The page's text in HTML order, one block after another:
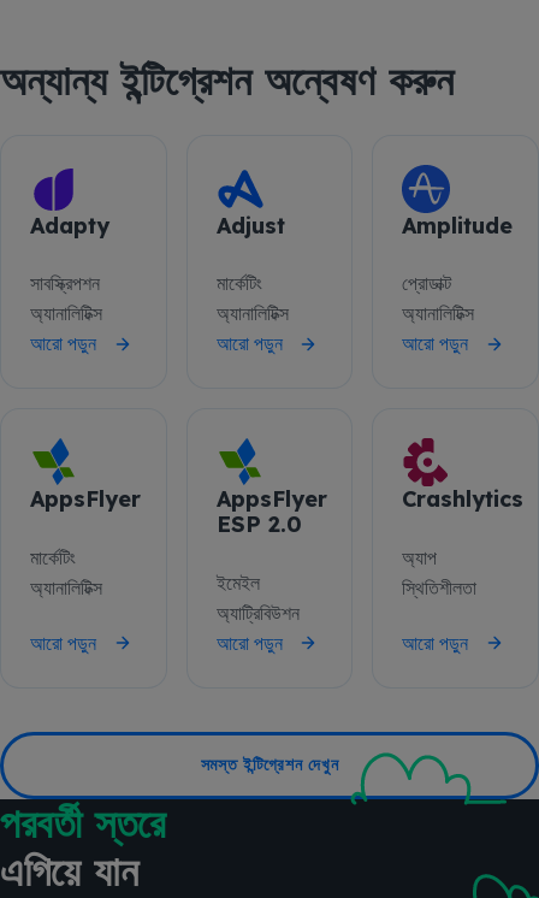
অন্যান্য ইন্টিগ্রেশন অন্বেষণ করুন
Adapty
সাবস্ক্রিপশন
অ্যানালিটিক্স
আরো পড়ুন
Adjust
মার্কেটিং
অ্যানালিটিক্স
আরো পড়ুন
Amplitude
প্রোডাক্ট
অ্যানালিটিক্স
আরো পড়ুন
AppsFlyer
মার্কেটিং
অ্যানালিটিক্স
আরো পড়ুন
AppsFlyer
ESP 2.0
ইমেইল
অ্যাট্রিবিউশন
আরো পড়ুন
Crashlytics
অ্যাপ
স্থিতিশীলতা
আরো পড়ুন
সমস্ত ইন্টিগ্রেশন দেখুন
পরবর্তী স্তরে
এগিয়ে যান